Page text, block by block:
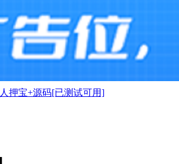
押宝+源码[已测试可用]